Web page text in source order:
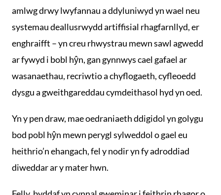
amlwg drwy lwyfannau a ddyluniwyd yn wael neu
systemau deallusrwydd artiffisial rhagfarnllyd, er
enghraifft – yn creu rhwystrau mewn sawl agwedd
ar fywyd i bobl hŷn, gan gynnwys cael gafael ar
wasanaethau, recriwtio a chyflogaeth, cyfleoedd
dysgu a gweithgareddau cymdeithasol hyd yn oed.
Yn y pen draw, mae oedraniaeth ddigidol yn golygu
bod pobl hŷn mewn perygl sylweddol o gael eu
heithrio’n ehangach, fel y nodir yn fy adroddiad
diweddar ar y mater hwn.